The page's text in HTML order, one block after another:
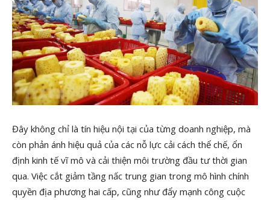
Đây không chỉ là tín hiệu nội tại của từng doanh nghiệp, mà
còn phản ánh hiệu quả của các nỗ lực cải cách thể chế, ổn
định kinh tế vĩ mô và cải thiện môi trường đầu tư thời gian
qua. Việc cắt giảm tầng nấc trung gian trong mô hình chính
quyền địa phương hai cấp, cũng như đẩy mạnh công cuộc